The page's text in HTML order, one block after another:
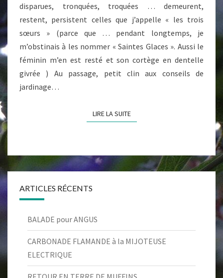
disparues, tronquées, troquées … demeurent,
restent, persistent celles que j’appelle « les trois
sœurs » (parce que … pendant longtemps, je
m’obstinais à les nommer « Saintes Glaces ». Aussi le
féminin m’en est resté et son cortège en dentelle
givrée ) Au passage, petit clin aux conseils de
jardinage…
LIRE LA SUITELIRE LA SUITE
ARTICLES RÉCENTS
BALADE pour ANGUS
CARBONADE FLAMANDE à la MIJOTEUSE
ELECTRIQUE